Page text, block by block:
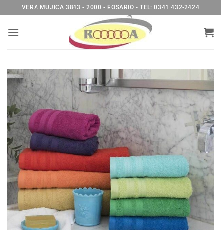
al
contenido
VERA MUJICA 3843 - 2000 - ROSARIO - TEL: 0341 432-2424